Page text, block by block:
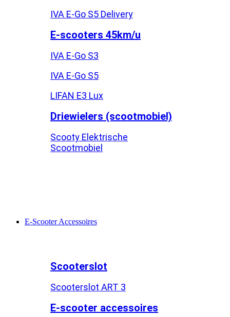
IVA E-Go S5 Delivery
E-scooters 45km/u
IVA E-Go S3
IVA E-Go S5
LIFAN E3 Lux
Driewielers (scootmobiel)
Scooty Elektrische
Scootmobiel
E-Scooter Accessoires
Scooterslot
Scooterslot ART 3
E-scooter accessoires